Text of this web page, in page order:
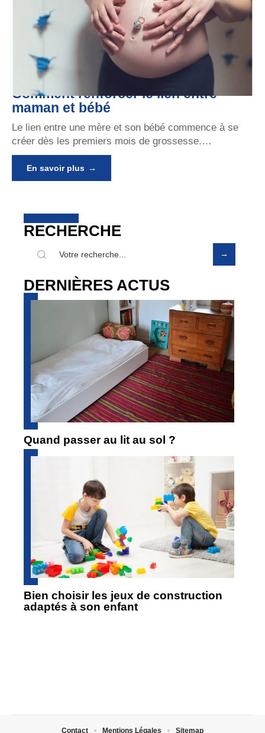
Comment renforcer le lien entre
maman et bébé
Le lien entre une mère et son bébé commence à se
créer dès les premiers mois de grossesse.…
En savoir plus
RECHERCHE
DERNIÈRES ACTUS
Quand passer au lit au sol ?
Bien choisir les jeux de construction
adaptés à son enfant
Contact Mentions Légales Sitemap